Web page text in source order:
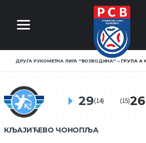
ДРУГА РУКОМЕТНА ЛИГА ''ВОЈВОДИНА'' ГРУПА А
КЉАЈИЋЕВО ЧОНОПЉА
29(14) (15)26